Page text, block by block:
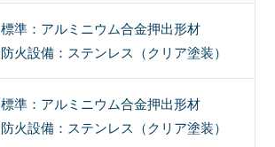
標準：アルミニウム合金押出形材
防火設備：ステンレス（クリア塗装）
標準：アルミニウム合金押出形材
防火設備：ステンレス（クリア塗装）